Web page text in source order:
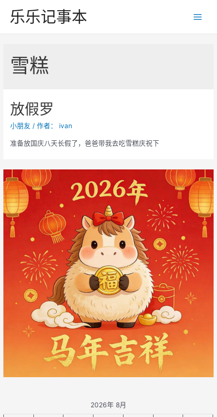
乐乐记事本
2026年 8月
雪糕
放假罗
小朋友 / 作者： ivan
准备放国庆八天长假了，爸爸带我去吃雪糕庆祝下